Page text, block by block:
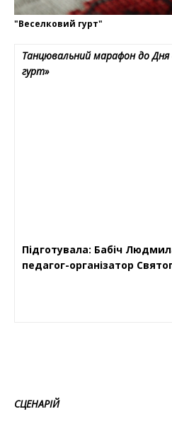
"Веселковий гурт"
Танцювальний марафон до Дня
гурт»
Підготувала: Бабіч
педагог-організатор
СЦЕНАРІЙ